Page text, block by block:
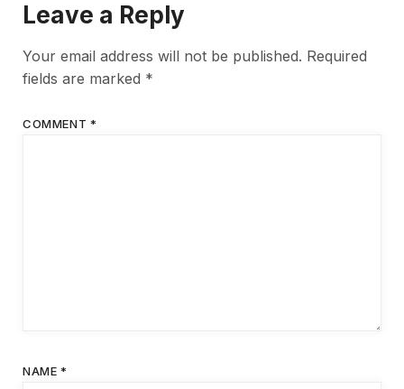
Leave a Reply
Your email address will not be published. Required
fields are marked *
COMMENT *
NAME *